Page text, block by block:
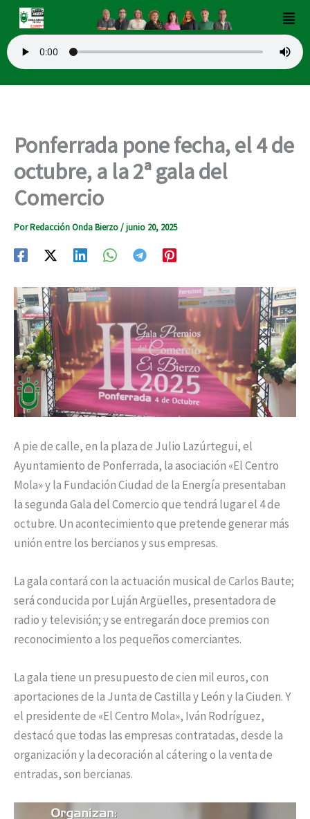
contenido
Ponferrada pone fecha, el 4 de
octubre, a la 2ª gala del
Comercio
PorRedacción Onda Bierzo/junio 20, 2025
A pie de calle, en la plaza de Julio Lazúrtegui, el
Ayuntamiento de Ponferrada, la asociación «El Centro
Mola» y la Fundación Ciudad de la Energía presentaban
la segunda Gala del Comercio que tendrá lugar el 4 de
octubre. Un acontecimiento que pretende generar más
unión entre los bercianos y sus empresas.
La gala contará con la actuación musical de Carlos Baute;
será conducida por Luján Argüelles, presentadora de
radio y televisión; y se entregarán doce premios con
reconocimiento a los pequeños comerciantes.
La gala tiene un presupuesto de cien mil euros, con
aportaciones de la Junta de Castilla y León y la Ciuden. Y
el presidente de «El Centro Mola», Iván Rodríguez,
destacó que todas las empresas contratadas, desde la
organización y la decoración al cátering o la venta de
entradas, son bercianas.